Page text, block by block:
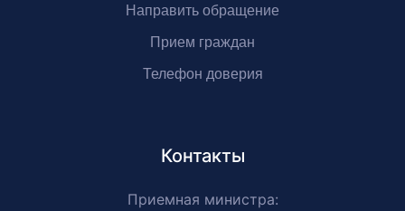
Направить обращение
Прием граждан
Телефон доверия
Контакты
Приемная министра: